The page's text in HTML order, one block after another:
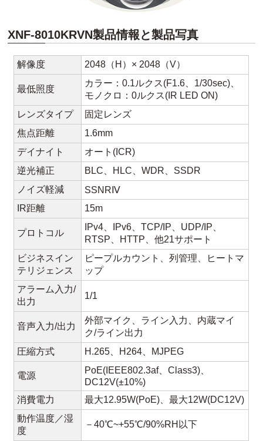
XNF-8010KRVN製品情報と製品写真
解像度 2048（H）× 2048（V）
最低照度
カラー：0.1ルクス(F1.6、1/30sec)、
モノクロ：0ルクス(IR LED ON)
レンズタイプ
固定レンズ
焦点距離
1.6mm
デイナイト
オート(ICR)
逆光補正
BLC、HLC、WDR、SSDR
ノイズ軽減
SSNRⅣ
IR距離
15m
プロトコル
IPv4、IPv6、TCP/IP、UDP/IP、
RTSP、HTTP、他21サポート
ビジネスイン
テリジェンス
ピープルカウント、列管理、ヒートマ
ップ
アラーム入力/
出力
1/1
音声入力/出力
外部マイク、ライン入力、内蔵マイ
ク/ライン出力
圧縮方式
H.265、H264、MJPEG
電源
PoE(IEEE802.3af、Class3)、
DC12V(±10%)
消費電力
最大12.95W(PoE)、最大12W(DC12V)
動作温度／湿
度
－40℃~+55℃/90%RH以下